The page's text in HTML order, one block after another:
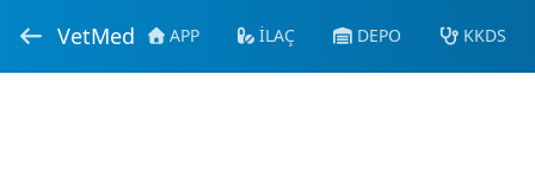
VetMed APP İLAÇ DEPO KKDS